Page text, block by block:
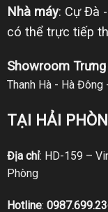
Nhà máy: Cự Đà
có thể trực tiếp
Showroom
Thanh Hà - Hà Đông
TẠI HẢI
Địa chỉ: HD-159 –
Phòng
Hotline: